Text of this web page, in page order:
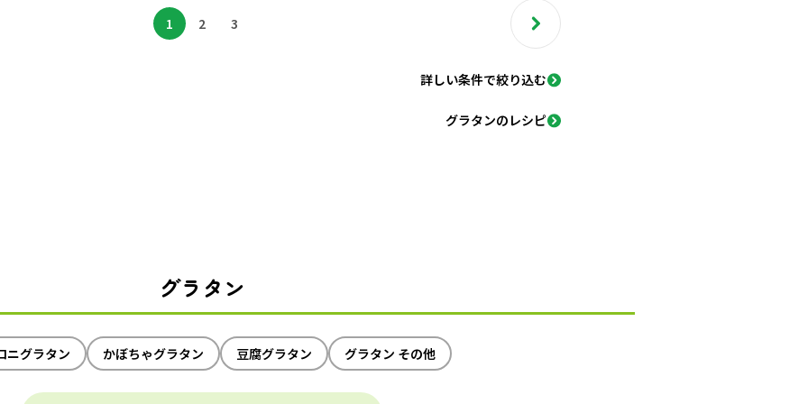
1 2 3
詳しい条件で絞り込む
グラタンのレシピ
グラタン
ニグラタン かぼちゃグラタン 豆腐グラタン グラタン その他